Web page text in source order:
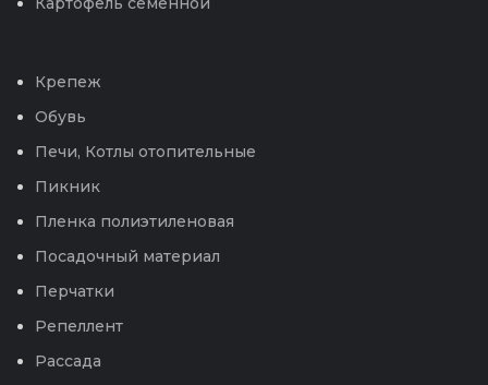
Крепеж
Обувь
Печи, Котлы отопительные
Пикник
Пленка полиэтиленовая
Посадочный материал
Перчатки
Репеллент
Рассада